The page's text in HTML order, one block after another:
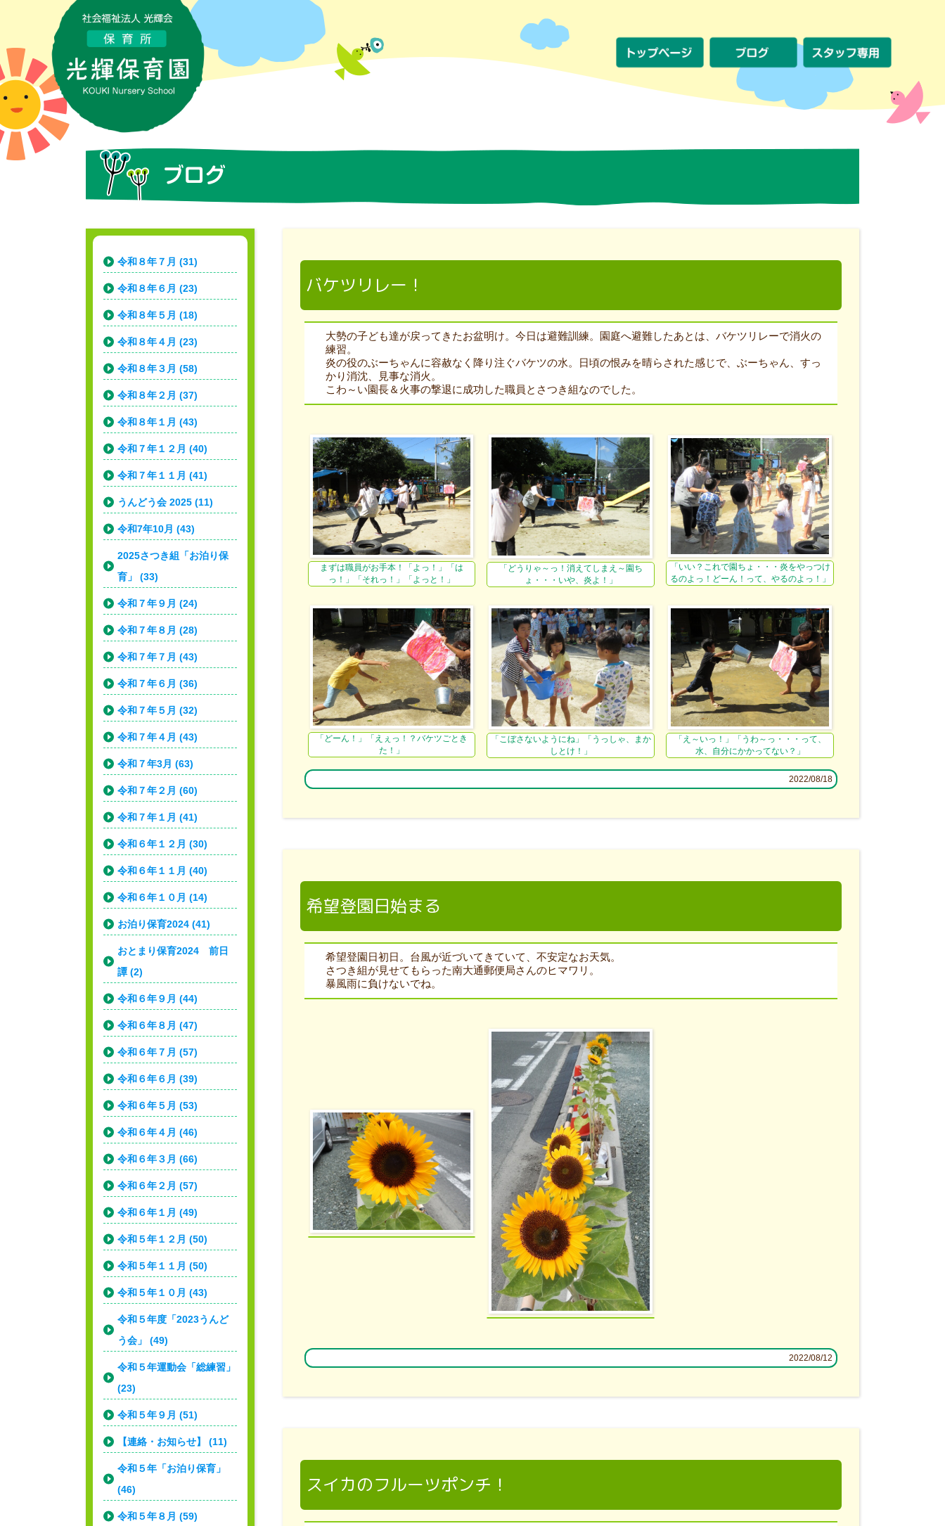
令和８年７月 (31)
令和８年６月 (23)
令和８年５月 (18)
令和８年４月 (23)
令和８年３月 (58)
令和８年２月 (37)
令和８年１月 (43)
令和７年１２月 (40)
令和７年１１月 (41)
うんどう会 2025 (11)
令和7年10月 (43)
2025さつき組「お泊り保
育」 (33)
令和７年９月 (24)
令和７年８月 (28)
令和７年７月 (43)
令和７年６月 (36)
令和７年５月 (32)
令和７年４月 (43)
令和７年3月 (63)
令和７年２月 (60)
令和７年１月 (41)
令和６年１２月 (30)
令和６年１１月 (40)
令和６年１０月 (14)
お泊り保育2024 (41)
おとまり保育2024 前日
譚 (2)
令和６年９月 (44)
令和６年８月 (47)
令和６年７月 (57)
令和６年６月 (39)
令和６年５月 (53)
令和６年４月 (46)
令和６年３月 (66)
令和６年２月 (57)
令和６年１月 (49)
令和５年１２月 (50)
令和５年１１月 (50)
令和５年１０月 (43)
令和５年度「2023うんど
う会」 (49)
令和５年運動会「総練習」
(23)
令和５年９月 (51)
【連絡・お知らせ】 (11)
令和５年「お泊り保育」
(46)
令和５年８月 (59)
バケツリレー！
大勢の子ども達が戻ってきたお盆明け。今日は避難訓練。園庭へ避難したあとは、バケツリレーで消火の
練習。
炎の役のぶーちゃんに容赦なく降り注ぐバケツの水。日頃の恨みを晴らされた感じで、ぶーちゃん、すっ
かり消沈、見事な消火。
こわ～い園長＆火事の撃退に成功した職員とさつき組なのでした。
まずは職員がお手本！「よっ！」「は
っ！」「それっ！」「よっと！」
「どうりゃ～っ！消えてしまえ～園ち
ょ・・・いや、炎よ！」
「いい？これで園ちょ・・・炎をやっつけ
るのよっ！どーん！って、やるのよっ！」
「どーん！」「えぇっ！？バケツごとき
た！」
「こぼさないようにね」「うっしゃ、まか
しとけ！」
「え～いっ！」「うわ～っ・・・って、
水、自分にかかってない？」
2022/08/18
希望登園日始まる
希望登園日初日。台風が近づいてきていて、不安定なお天気。
さつき組が見せてもらった南大通郵便局さんのヒマワリ。
暴風雨に負けないでね。
2022/08/12
スイカのフルーツポンチ！